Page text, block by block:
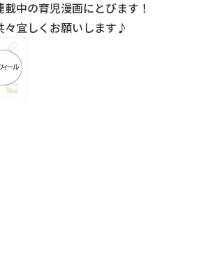
中の育児漫画にとびます！
々宜しくお願いします♪